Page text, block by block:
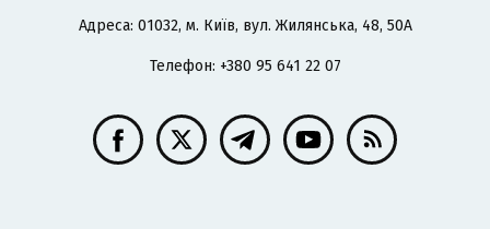
Адреса: 01032, м. Київ, вул. Жилянська, 48, 50А
Телефон: +380 95 641 22 07